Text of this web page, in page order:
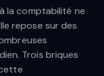
la comptabilité ne
repose sur des
Trois briques